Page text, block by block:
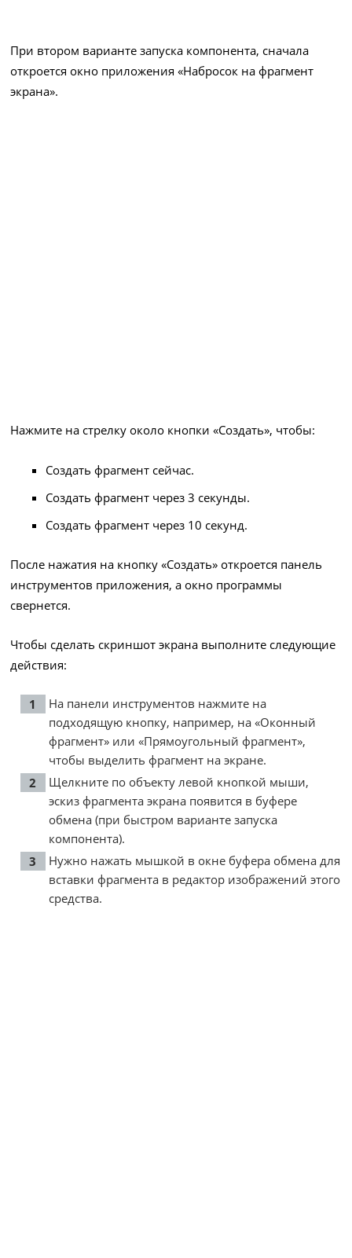
При втором варианте запуска компонента, сначала
откроется окно приложения «Набросок на фрагмент
экрана».
Нажмите на стрелку около кнопки «Создать», чтобы:
Создать фрагмент сейчас.
Создать фрагмент через 3 секунды.
Создать фрагмент через 10 секунд.
После нажатия на кнопку «Создать» откроется панель
инструментов приложения, а окно программы
свернется.
Чтобы сделать скриншот экрана выполните следующие
действия:
На панели инструментов нажмите на
подходящую кнопку, например, на «Оконный
фрагмент» или «Прямоугольный фрагмент»,
чтобы выделить фрагмент на экране.
Щелкните по объекту левой кнопкой мыши,
эскиз фрагмента экрана появится в буфере
обмена (при быстром варианте запуска
компонента).
Нужно нажать мышкой в окне буфера обмена для
вставки фрагмента в редактор изображений этого
средства.